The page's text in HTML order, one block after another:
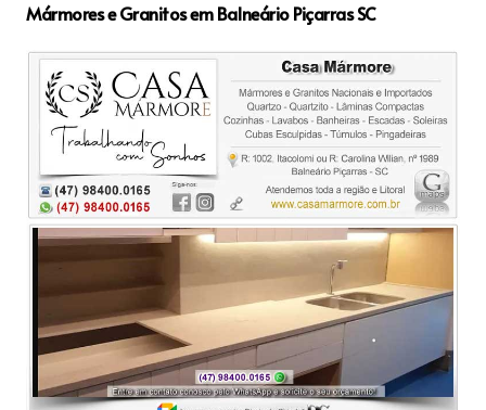
Mármores e Granitos em Balneário Piçarras SC